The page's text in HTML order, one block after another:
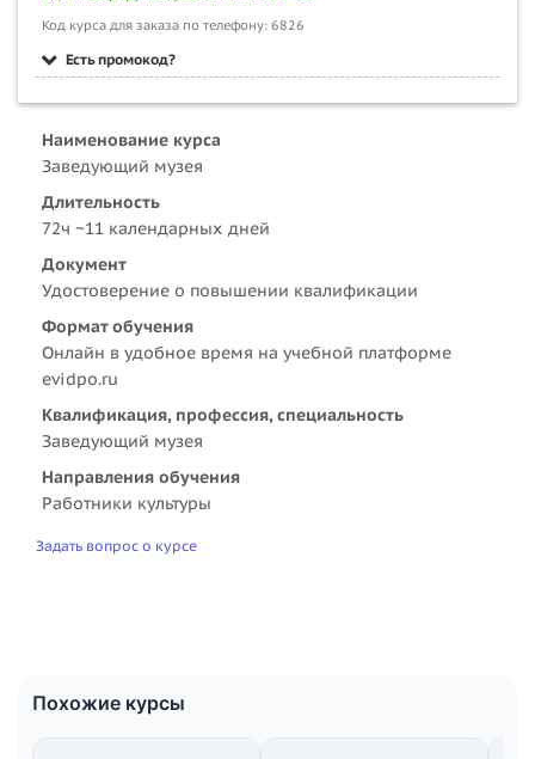
Код курса для заказа по телефону: 6826
Есть промокод?
Наименование курса
Заведующий музея
Длительность
72ч ~11 календарных дней
Документ
Удостоверение о повышении квалификации
Формат обучения
Онлайн в удобное время на учебной платформе
evidpo.ru
Квалификация, профессия, специальность
Заведующий музея
Направления обучения
Работники культуры
Задать вопрос о курсе
Похожие курсы